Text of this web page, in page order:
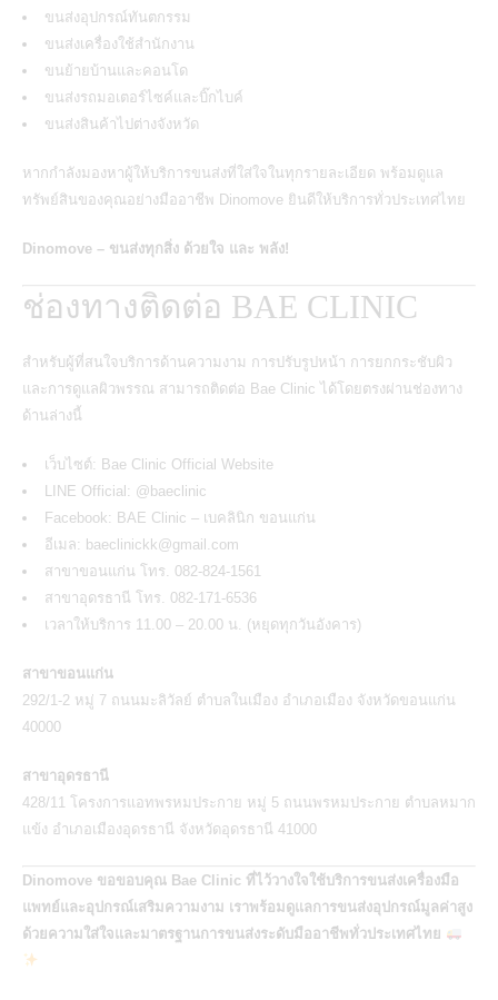
ขนส่งอุปกรณ์ทันตกรรม
ขนส่งเครื่องใช้สำนักงาน
ขนย้ายบ้านและคอนโด
ขนส่งรถมอเตอร์ไซค์และบิ๊กไบค์
ขนส่งสินค้าไปต่างจังหวัด
หากกำลังมองหาผู้ให้บริการขนส่งที่ใส่ใจในทุกรายละเอียด พร้อมดูแล
ทรัพย์สินของคุณอย่างมืออาชีพ Dinomove ยินดีให้บริการทั่วประเทศไทย
Dinomove – ขนส่งทุกสิ่ง ด้วยใจ และ พลัง!
ช่องทางติดต่อ BAE CLINIC
สำหรับผู้ที่สนใจบริการด้านความงาม การปรับรูปหน้า การยกกระชับผิว
และการดูแลผิวพรรณ สามารถติดต่อ Bae Clinic ได้โดยตรงผ่านช่องทาง
ด้านล่างนี้
เว็บไซต์: Bae Clinic Official Website
LINE Official: @baeclinic
Facebook: BAE Clinic – เบคลินิก ขอนแก่น
อีเมล: baeclinickk@gmail.com
สาขาขอนแก่น โทร. 082-824-1561
สาขาอุดรธานี โทร. 082-171-6536
เวลาให้บริการ 11.00 – 20.00 น. (หยุดทุกวันอังคาร)
สาขาขอนแก่น
292/1-2 หมู่ 7 ถนนมะลิวัลย์ ตำบลในเมือง อำเภอเมือง จังหวัดขอนแก่น
40000
สาขาอุดรธานี
428/11 โครงการแอทพรหมประกาย หมู่ 5 ถนนพรหมประกาย ตำบลหมาก
แข้ง อำเภอเมืองอุดรธานี จังหวัดอุดรธานี 41000
Dinomove ขอขอบคุณ Bae Clinic ที่ไว้วางใจใช้บริการขนส่งเครื่องมือ
แพทย์และอุปกรณ์เสริมความงาม เราพร้อมดูแลการขนส่งอุปกรณ์มูลค่าสูง
ด้วยความใส่ใจและมาตรฐานการขนส่งระดับมืออาชีพทั่วประเทศไทย